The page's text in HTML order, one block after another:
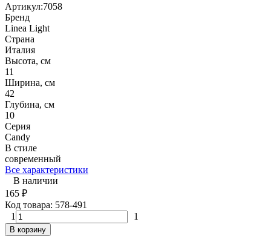
Артикул:7058
Бренд
Linea Light
Страна
Италия
Высота, см
11
Ширина, см
42
Глубина, см
10
Серия
Candy
В стиле
современный
Все характеристики
В наличии
165 ₽
Код товара: 578-491
1
1
В корзину